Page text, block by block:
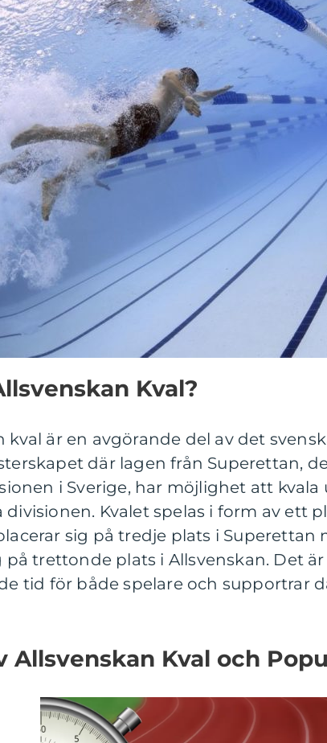
Kval?
kval är en avgörande del av det
där lagen från Superettan,
i Sverige, har möjlighet att kvala
divisionen. Kvalet spelas i form av ett
sig på tredje plats i Superettan
på trettonde plats i Allsvenskan. Det
tid för både spelare och supportrar
Allsvenskan Kval och